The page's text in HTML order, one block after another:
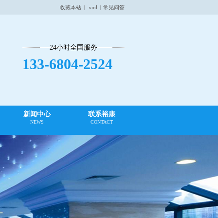
收藏本站 | xml | 常见问答
24小时全国服务
133-6804-2524
新闻中心
NEWS
联系裕康
CONTACT